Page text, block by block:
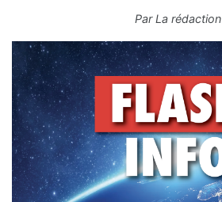
ParLa rédaction